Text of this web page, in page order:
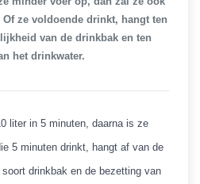
ze voldoende drinkt, hangt ten
van de drinkbak en ten
het drinkwater.
liter in 5 minuten, daarna is ze
5 minuten drinkt, hangt af van de
drinkbak en de bezetting van